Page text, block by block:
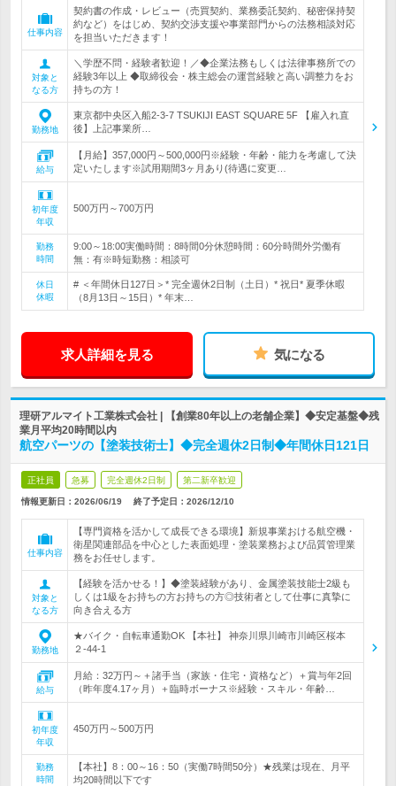
仕事内容
契約書の作成・レビュー（売買契約、業務委託契約、秘密保持契
約など）をはじめ、契約交渉支援や事業部門からの法務相談対応
を担当いただきます！
対象と
なる方
＼学歴不問・経験者歓迎！／◆企業法務もしくは法律事務所での
経験3年以上 ◆取締役会・株主総会の運営経験と高い調整力をお
持ちの方！
勤務地
東京都中央区入船2-3-7 TSUKIJI EAST SQUARE 5F 【雇入れ直
後】上記事業所…
給与
【月給】357,000円～500,000円※経験・年齢・能力を考慮して決
定いたします※試用期間3ヶ月あり(待遇に変更…
初年度
年収
500万円～700万円
勤務
時間
9:00～18:00実働時間：8時間0分休憩時間：60分時間外労働有
無：有※時短勤務：相談可
休日
休暇
# ＜年間休日127日＞* 完全週休2日制（土日）* 祝日* 夏季休暇
（8月13日～15日）* 年末…
求人詳細を見る 気になる
理研アルマイト工業株式会社 | 【創業80年以上の老舗企業】◆安定基盤◆残
業月平均20時間以内
航空パーツの【塗装技術士】◆完全週休2日制◆年間休日121日
正社員 急募 完全週休2日制 第二新卒歓迎
情報更新日：2026/06/19 終了予定日： 2026/12/10
仕事内容
【専門資格を活かして成長できる環境】新規事業おける航空機・
衛星関連部品を中心とした表面処理・塗装業務および品質管理業
務をお任せします。
対象と
なる方
【経験を活かせる！】◆塗装経験があり、金属塗装技能士2級も
しくは1級をお持ちの方お持ちの方◎技術者として仕事に真摯に
向き合える方
勤務地
★バイク・自転車通勤OK 【本社】 神奈川県川崎市川崎区桜本
２-44-1
給与
月給：32万円～＋諸手当（家族・住宅・資格など）＋賞与年2回
（昨年度4.17ヶ月）＋臨時ボーナス※経験・スキル・年齢…
初年度
年収
450万円～500万円
勤務
時間
【本社】8：00～16：50（実働7時間50分）★残業は現在、月平
均20時間以下です